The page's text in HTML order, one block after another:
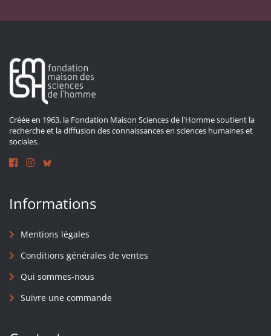
Créée en 1963, la Fondation Maison Sciences de l'Homme soutient la
recherche et la diffusion des connaissances en sciences humaines et
sociales.
Informations
Mentions légales
Conditions générales de ventes
Qui sommes-nous
Suivre une commande